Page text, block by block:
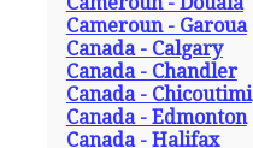
Cameroun - Garoua
Canada - Calgary
Canada - Chandler
Canada - Chicoutimi
Canada - Edmonton
Canada - Halifax